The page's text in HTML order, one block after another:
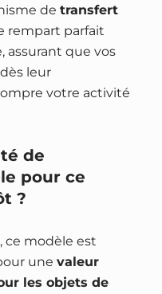
de transfert
rempart parfait
assurant que vos
leur
votre activité
de
pour ce
?
ce modèle est
une valeur
les objets de